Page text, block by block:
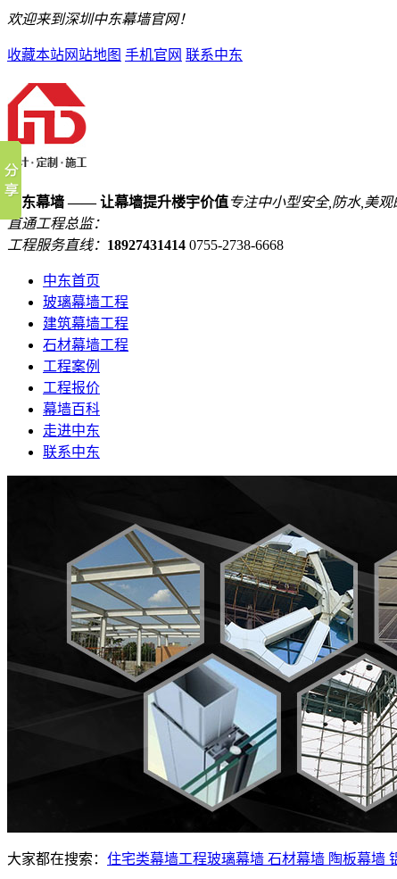
欢迎来到深圳中东幕墙官网！
收藏本站网站地图 手机官网 联系中东
中东幕墙 —— 让幕墙提升楼宇价值专注中小型安全,防水,美观
直通工程总监：
工程服务直线： 18927431414 0755-2738-6668
中东首页
玻璃幕墙工程
建筑幕墙工程
石材幕墙工程
工程案例
工程报价
幕墙百科
走进中东
联系中东
大家都在搜索： 住宅类幕墙工程玻璃幕墙 石材幕墙 陶板幕墙